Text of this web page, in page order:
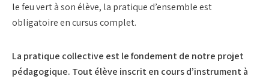
le feu vert à son élève, la pratique d’ensemble est
obligatoire en cursus complet.
La pratique collective est le fondement de notre projet
pédagogique. Tout élève inscrit en cours d’instrument à